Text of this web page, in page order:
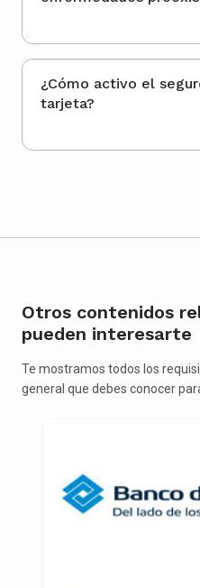
¿Cómo activo el
tarjeta?
Otros contenidos
pueden interesarte
Te mostramos todos los
general que debes conocer